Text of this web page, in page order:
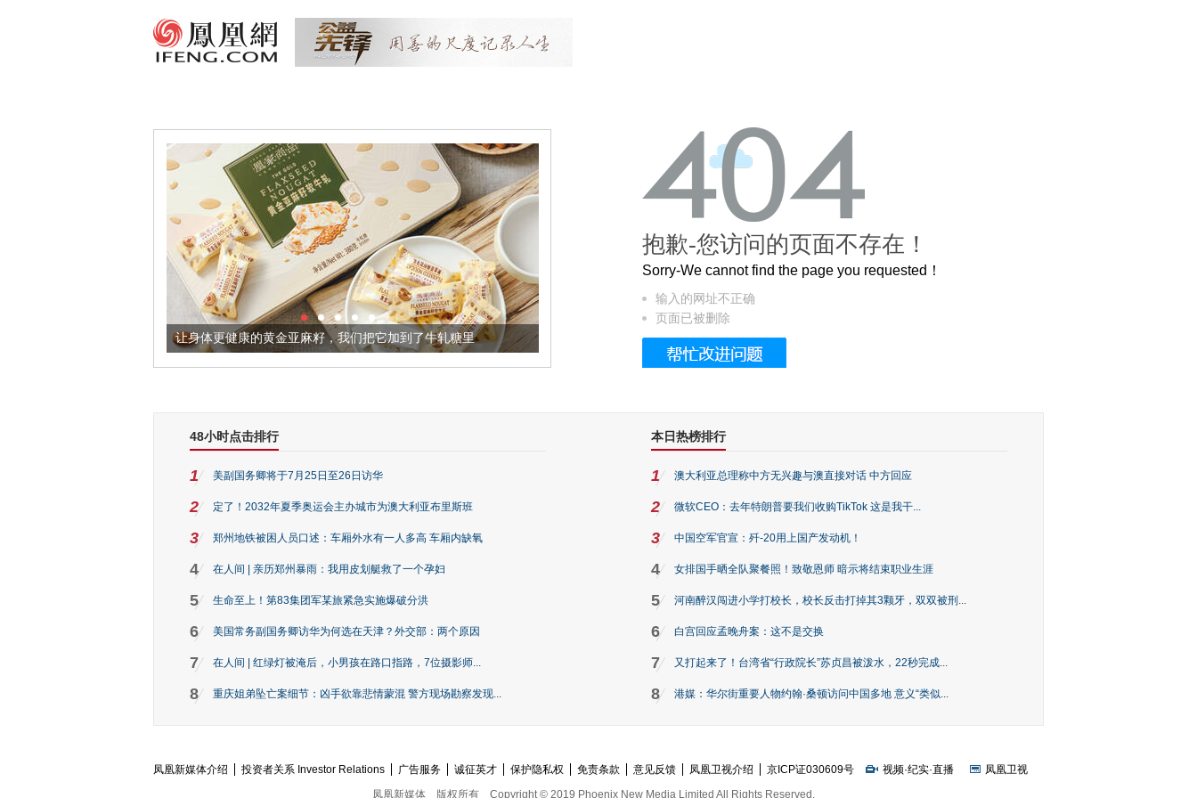
让身体更健康的黄金亚麻籽，我们把它加到了牛轧糖里 被列入佛家七宝的它到底有多美？
抱歉-您访问的页面不存在！
Sorry-We cannot find the page you requested！
输入的网址不正确
页面已被删除
48小时点击排行
1 美副国务卿将于7月25日至26日访华
2 定了！2032年夏季奥运会主办城市为澳大利亚布里斯班
3 郑州地铁被困人员口述：车厢外水有一人多高 车厢内缺氧
4 在人间 | 亲历郑州暴雨：我用皮划艇救了一个孕妇
5 生命至上！第83集团军某旅紧急实施爆破分洪
6 美国常务副国务卿访华为何选在天津？外交部：两个原因
7 在人间 | 红绿灯被淹后，小男孩在路口指路，7位摄影师...
8 重庆姐弟坠亡案细节：凶手欲靠悲情蒙混 警方现场勘察发现...
本日热榜排行
1 澳大利亚总理称中方无兴趣与澳直接对话 中方回应
2 微软CEO：去年特朗普要我们收购TikTok 这是我干...
3 中国空军官宣：歼-20用上国产发动机！
4 女排国手晒全队聚餐照！致敬恩师 暗示将结束职业生涯
5 河南醉汉闯进小学打校长，校长反击打掉其3颗牙，双双被刑...
6 白宫回应孟晚舟案：这不是交换
7 又打起来了！台湾省“行政院长”苏贞昌被泼水，22秒完成...
8 港媒：华尔街重要人物约翰·桑顿访问中国多地 意义“类似...
凤凰新媒体介绍 投资者关系 Investor Relations 广告服务 诚征英才 保护隐私权 免责条款 意见反馈 凤凰卫视介绍 京ICP证030609号 视频·纪实·直播
凤凰卫视
凤凰新媒体
版权所有 Copyright © 2019 Phoenix New Media Limited All Rights Reserved.